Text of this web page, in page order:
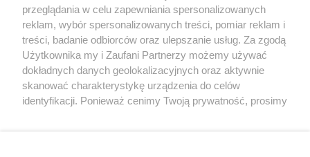
Polityka prywatności © 2004 - 2026 GPmedia
Kopiowanie treści bez
zgody autorów zabronione.
Serwis internetowy, z którego korzystasz, używa plików
cookies. Są to pliki instalowane w urządzeniach
końcowych osób korzystających z serwisu, w celu
administrowania serwisem, poprawy jakości
świadczonych usług w tym dostosowania treści serwisu
przeglądania w celu zapewniania spersonalizowanych
reklam, wybór spersonalizowanych treści, pomiar reklam i
treści, badanie odbiorców oraz ulepszanie usług. Za zgodą
Użytkownika my i Zaufani Partnerzy możemy używać
dokładnych danych geolokalizacyjnych oraz aktywnie
skanować charakterystykę urządzenia do celów
identyfikacji. Ponieważ cenimy Twoją prywatność, prosimy